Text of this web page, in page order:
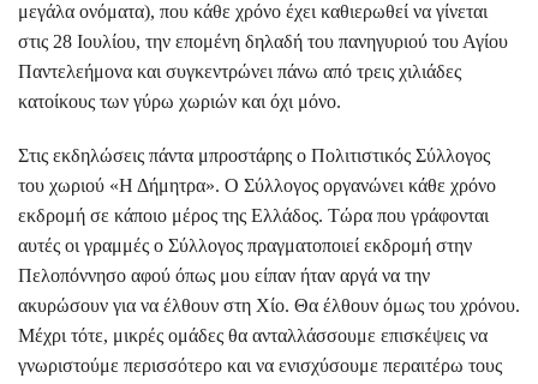
μεγάλα ονόματα), που κάθε χρόνο έχει καθιερωθεί να γίνεται
στις 28 Ιουλίου, την επομένη δηλαδή του πανηγυριού του Αγίου
Παντελεήμονα και συγκεντρώνει πάνω από τρεις χιλιάδες
κατοίκους των γύρω χωριών και όχι μόνο.
Στις εκδηλώσεις πάντα μπροστάρης ο Πολιτιστικός Σύλλογος
του χωριού «Η Δήμητρα». Ο Σύλλογος οργανώνει κάθε χρόνο
εκδρομή σε κάποιο μέρος της Ελλάδος. Τώρα που γράφονται
αυτές οι γραμμές ο Σύλλογος πραγματοποιεί εκδρομή στην
Πελοπόννησο αφού όπως μου είπαν ήταν αργά να την
ακυρώσουν για να έλθουν στη Χίο. Θα έλθουν όμως του χρόνου.
Μέχρι τότε, μικρές ομάδες θα ανταλλάσσουμε επισκέψεις να
γνωριστούμε περισσότερο και να ενισχύσουμε περαιτέρω τους